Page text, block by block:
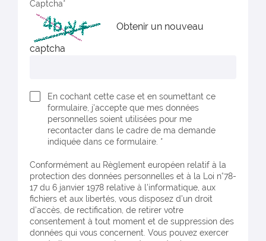
Captcha
Obtenir un nouveau
captcha
En cochant cette case et en soumettant ce
formulaire, j'accepte que mes données
personnelles soient utilisées pour me
recontacter dans le cadre de ma demande
indiquée dans ce formulaire. *
Conformément au Règlement européen relatif à la
protection des données personnelles et à la Loi n°78-
17 du 6 janvier 1978 relative à l'informatique, aux
fichiers et aux libertés, vous disposez d’un droit
d’accès, de rectification, de retirer votre
consentement à tout moment et de suppression des
données qui vous concernent. Vous pouvez exercer